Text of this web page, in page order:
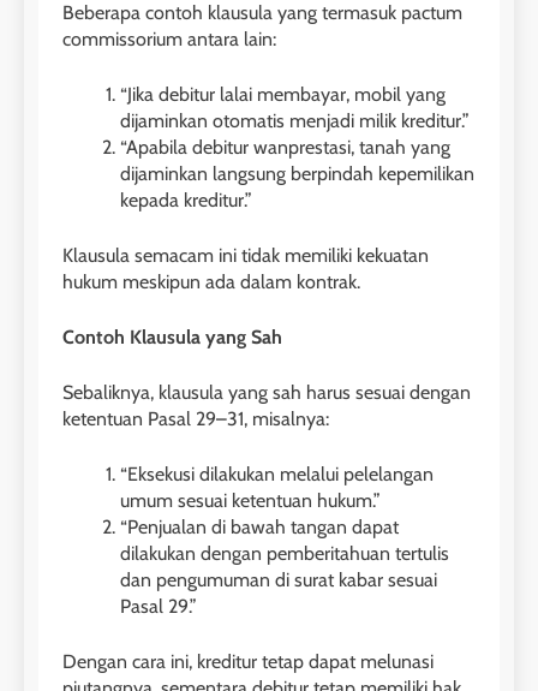
Beberapa contoh klausula yang termasuk pactum
commissorium antara lain:
“Jika debitur lalai membayar, mobil yang
dijaminkan otomatis menjadi milik kreditur.”
“Apabila debitur wanprestasi, tanah yang
dijaminkan langsung berpindah kepemilikan
kepada kreditur.”
Klausula semacam ini tidak memiliki kekuatan
hukum meskipun ada dalam kontrak.
Contoh Klausula yang Sah
Sebaliknya, klausula yang sah harus sesuai dengan
ketentuan Pasal 29–31, misalnya:
“Eksekusi dilakukan melalui pelelangan
umum sesuai ketentuan hukum.”
“Penjualan di bawah tangan dapat
dilakukan dengan pemberitahuan tertulis
dan pengumuman di surat kabar sesuai
Pasal 29.”
Dengan cara ini, kreditur tetap dapat melunasi